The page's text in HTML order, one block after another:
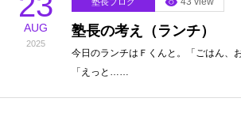
AUG
2025
塾長の考え（ランチ）
今日のランチはＦくんと。「ごはん、
「えっと……